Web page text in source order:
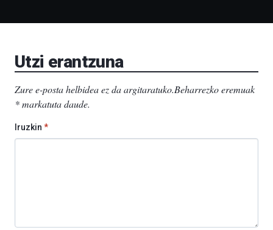
Utzi erantzuna
Zure e-posta helbidea ez da argitaratuko.Beharrezko eremuak
*markatuta daude.
Iruzkin *